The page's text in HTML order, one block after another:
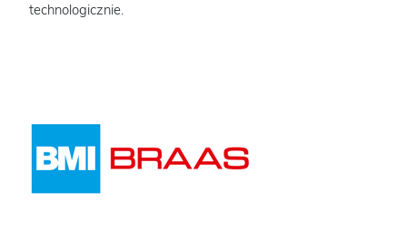
technologicznie.